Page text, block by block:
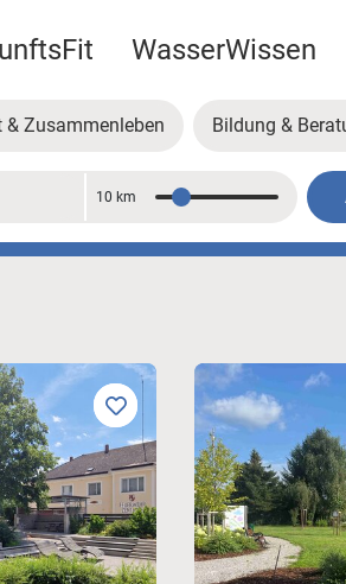
WasserWissen
& Zusammenleben Bildung &
Distance
10 km